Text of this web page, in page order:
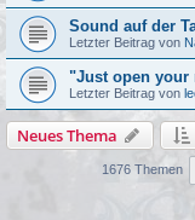
Sound auf der
Letzter Beitrag von
"Just open your
Letzter Beitrag von
Neues Thema
1676 Themen